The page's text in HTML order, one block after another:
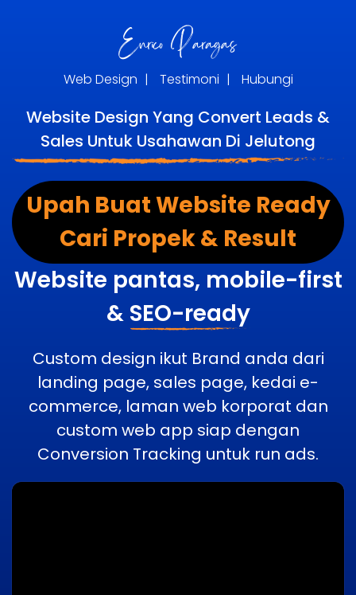
Web Design | Testimoni | Hubungi
Website Design Yang Convert Leads &
Sales Untuk Usahawan Di Jelutong
Upah Buat Website Ready
Cari Propek & Result
Website pantas, mobile-first
& SEO-ready
Custom design ikut Brand anda dari
landing page, sales page, kedai e-
commerce, laman web korporat dan
custom web app siap dengan
Conversion Tracking untuk run ads.